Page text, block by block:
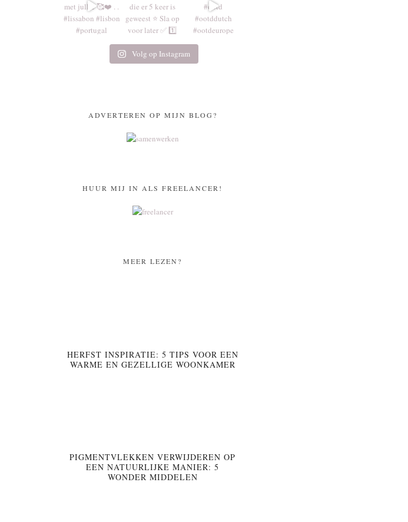
Volg op Instagram
ADVERTEREN OP MIJN BLOG?
HUUR MIJ IN ALS FREELANCER!
MEER LEZEN?
HERFST INSPIRATIE: 5 TIPS VOOR EEN
WARME EN GEZELLIGE WOONKAMER
PIGMENTVLEKKEN VERWIJDEREN OP
EEN NATUURLIJKE MANIER: 5
WONDER MIDDELEN